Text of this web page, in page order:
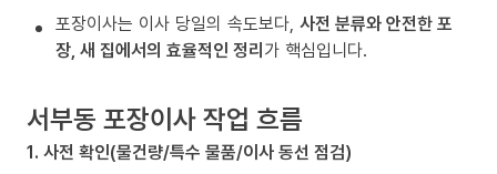
포장이사는 이사 당일의 속도보다, 사전 분류와 안전한 포
장, 새 집에서의 효율적인 정리가 핵심입니다.
서부동 포장이사 작업 흐름
1. 사전 확인(물건량/특수 물품/이사 동선 점검)